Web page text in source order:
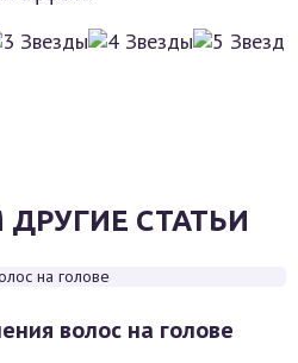
СТАТЬИ
волос на голове